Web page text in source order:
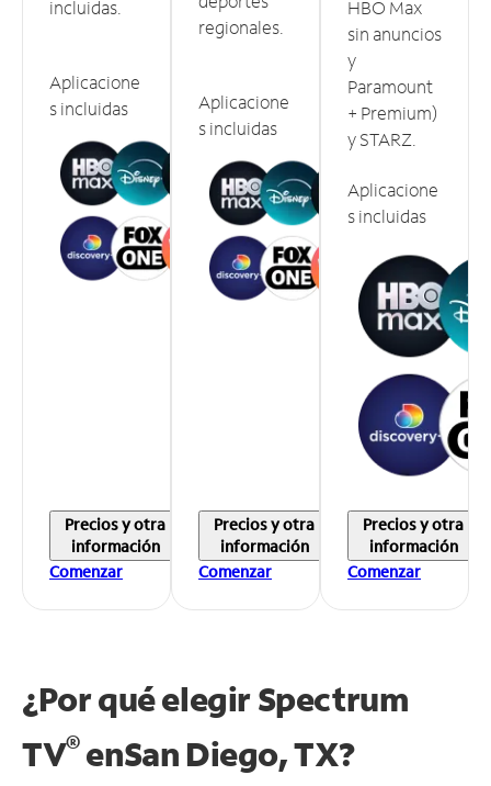
incluidas.
Aplicacione
s incluidas
Precios y otra
información
Comenzar
regionales.
Aplicacione
s incluidas
Precios y otra
información
Comenzar
HBO Max
sin anuncios
y
Paramount
+ Premium)
y STARZ.
Aplicacione
s incluidas
Precios y otra
información
Comenzar
¿Por qué elegir Spectrum
TV®enSan Diego, TX?